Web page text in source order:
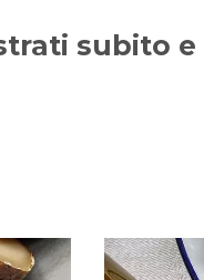
subito